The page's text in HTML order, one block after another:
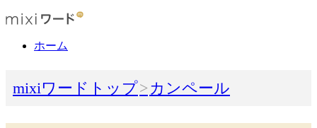
ホーム
mixiワードトップ カンペール